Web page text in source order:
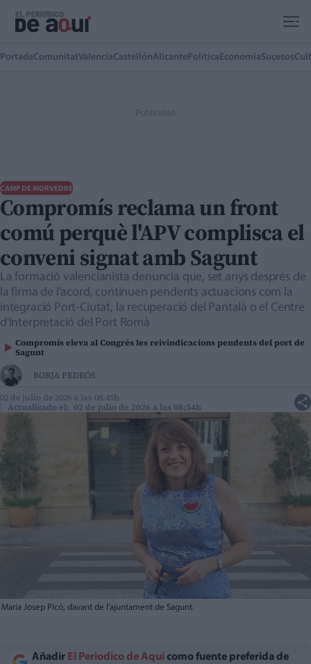
PortadaComunitatValenciaCastellónAlicante Política EconomíaSucesos
CAMP DE MORVEDRE
Compromís reclama un front
comú perquè l'APV complisca el
conveni signat amb Sagunt
La formació valencianista denuncia que, set anys després de
la firma de l'acord, continuen pendents actuacions com la
integració Port-Ciutat, la recuperació del Pantalà o el Centre
d'Interpretació del Port Romà
Compromís eleva al Congrés les reivindicacions pendents del port de
Sagunt
BORJA PEDRÓS
02 de julio de 2026 a las 08:45h
Actualizado el: 02 de julio de 2026 a las 08:54h
Maria Josep Picó, davant de l'ajuntament de Sagunt.
Añadir El Periodico de Aquí como fuente preferida de